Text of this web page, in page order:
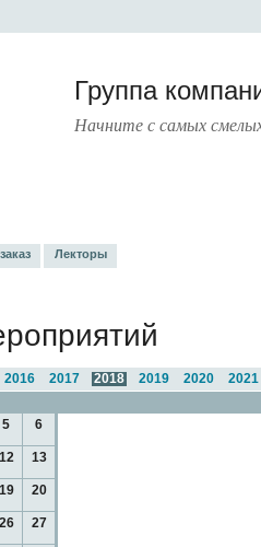
Группа
Начните с самых
Лекторы
2021
2020
2019
2018
2017
2016
5 6
12 13
19 20
26 27